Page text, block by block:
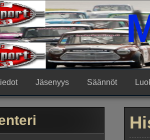
Jäsenyys Säännöt